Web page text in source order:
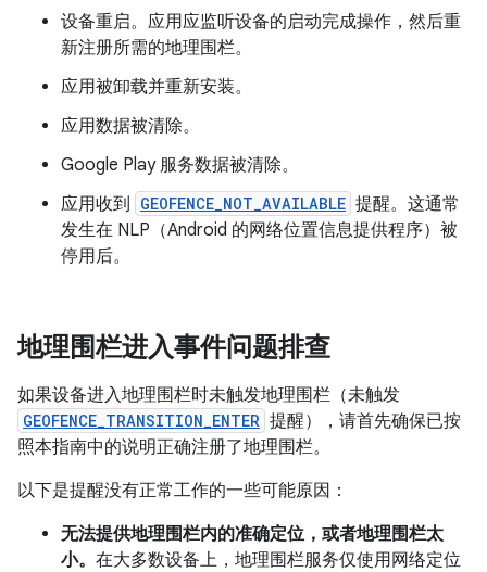
设备重启。应用应监听设备的启动完成操作，然后重
新注册所需的地理围栏。
应用被卸载并重新安装。
应用数据被清除。
Google Play 服务数据被清除。
应用收到
GEOFENCE_NOT_AVAILABLE 提醒。这通常
发生在 NLP（Android 的网络位置信息提供程序）被
停用后。
地理围栏进入事件问题排查
如果设备进入地理围栏时未触发地理围栏（未触发
GEOFENCE_TRANSITION_ENTER 提醒），请首先确保已按
照本指南中的说明正确注册了地理围栏。
以下是提醒没有正常工作的一些可能原因：
无法提供地理围栏内的准确定位，或者地理围栏太
小。 在大多数设备上，地理围栏服务仅使用网络定位